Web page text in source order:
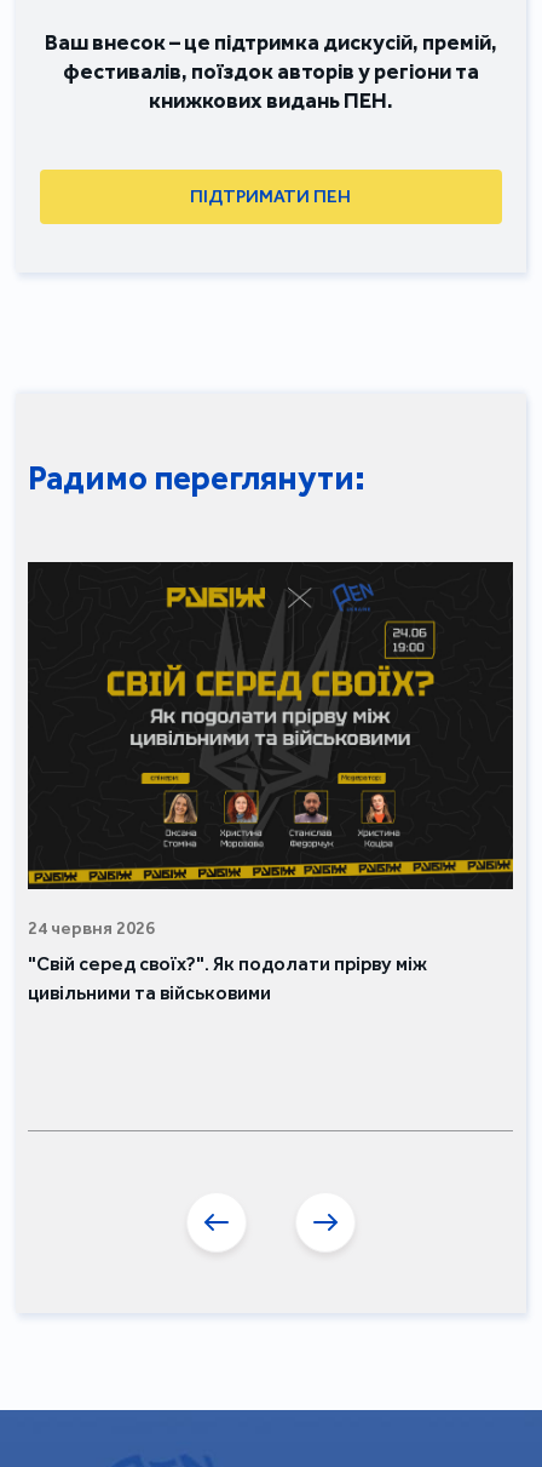
Ваш внесок – це підтримка дискусій, премій,
фестивалів, поїздок авторів у регіони та
книжкових видань ПЕН.
ПІДТРИМАТИ ПЕН
Радимо переглянути:
24 червня 2026
"Свій серед своїх?". Як подолати прірву між
цивільними та військовими